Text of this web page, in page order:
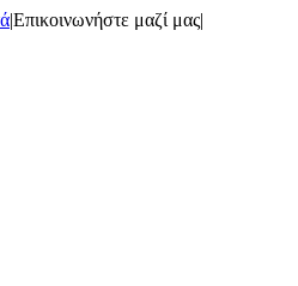
|Επικοινωνήστε μαζί μας|